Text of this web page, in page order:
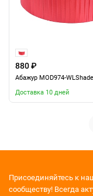
880 ₽
Абажур MOD974-
Доставка 10 дней
Присоединяйтесь к
сообществу! Всегда